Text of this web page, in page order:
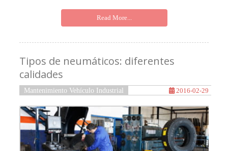
Read More...
Tipos de neumáticos: diferentes
calidades
Mantenimiento Vehículo Industrial 2016-02-29